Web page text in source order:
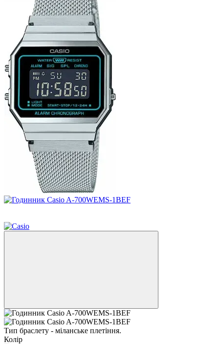
Тип браслету - міланське плетіння.
Колір